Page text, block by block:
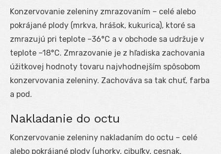
Konzervovanie zeleniny zmrazovaním – celé alebo
pokrájané plody (mrkva, hrášok, kukurica), ktoré sa
zmrazujú pri teplote –36°C a v obchode sa udržuje v
teplote –18°C. Zmrazovanie je z hľadiska zachovania
úžitkovej hodnoty tovaru najvhodnejším spôsobom
konzervovania zeleniny. Zachováva sa tak chuť, farba
a pod.
Nakladanie do octu
Konzervovanie zeleniny nakladaním do octu – celé
alebo pokrájané plody (uhorky, cibuľky, cesnak,